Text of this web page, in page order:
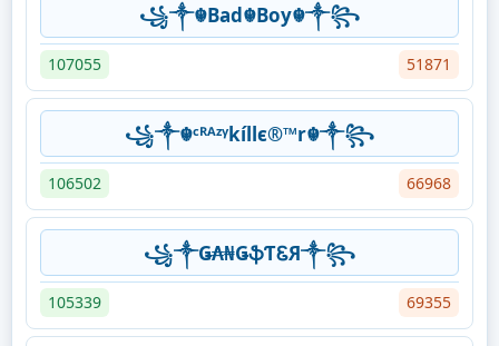
꧁༒☬Bad☬Boy☬༒꧂
107055 51871
꧁༒☬ᶜᴿᴬᶻᵞkíllє®™r☬༒꧂
106502 66968
꧁༒Ǥ₳₦ǤֆƬᏋЯ༒꧂
105339 69355